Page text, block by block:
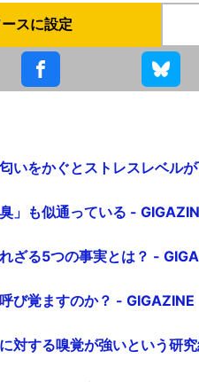
スに設定
いをかぐとストレスレベル
」も似通っている -
ざる5つの事実とは？ -
び覚ますのか？ - GIGAZINE
対する嗅覚が強いという研